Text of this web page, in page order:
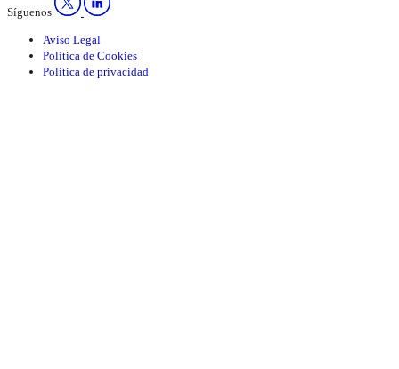
Síguenos
Aviso Legal
Política de Cookies
Política de privacidad